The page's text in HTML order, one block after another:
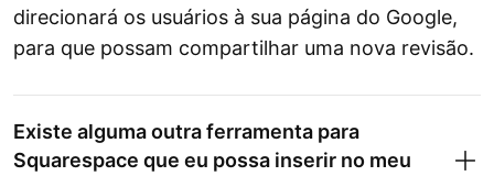
direcionará os usuários à sua página do Google,
para que possam compartilhar uma nova revisão.
Existe alguma outra ferramenta para
Squarespace que eu possa inserir no meu